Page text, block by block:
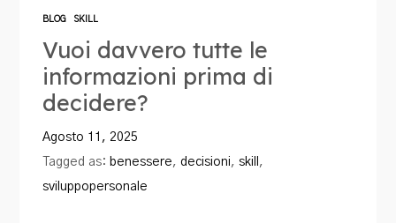
Contatti
BLOG SKILL
Vuoi davvero tutte le
informazioni prima di
decidere?
Agosto 11, 2025
Tagged as: benessere,decisioni,skill ,
sviluppopersonale